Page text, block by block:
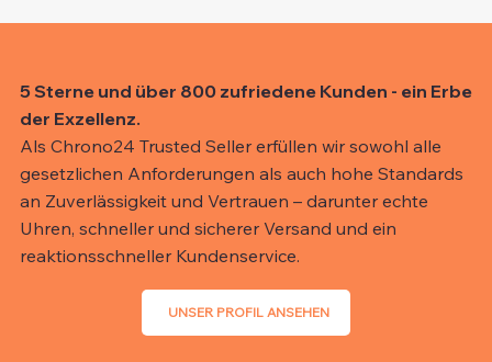
5 Sterne und über 800 zufriedene Kunden - ein Erbe
der Exzellenz.
Als Chrono24 Trusted Seller erfüllen wir sowohl alle
gesetzlichen Anforderungen als auch hohe Standards
an Zuverlässigkeit und Vertrauen – darunter echte
Uhren, schneller und sicherer Versand und ein
reaktionsschneller Kundenservice.
UNSER PROFIL ANSEHEN